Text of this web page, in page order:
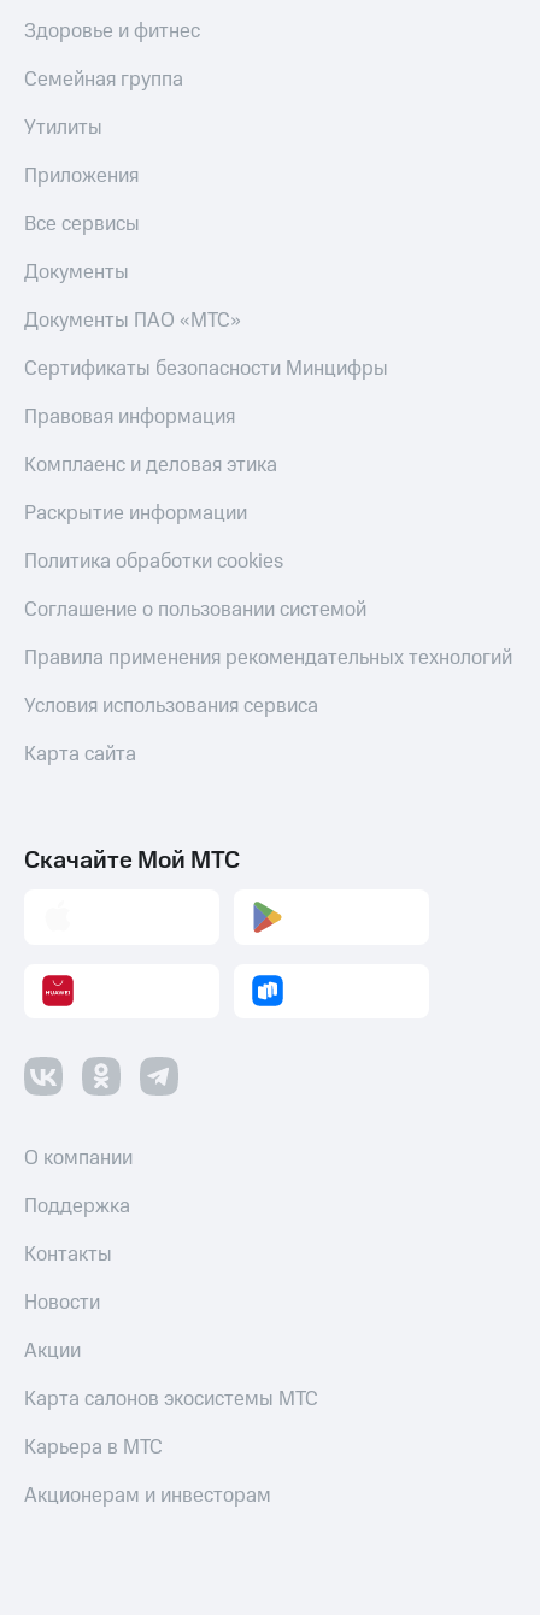
Здоровье и фитнес
Семейная группа
Утилиты
Приложения
Все сервисы
Документы
Документы ПАО «МТС»
Сертификаты безопасности Минцифры
Правовая информация
Комплаенс и деловая этика
Раскрытие информации
Политика обработки cookies
Соглашение о пользовании системой
Правила применения рекомендательных технологий
Условия использования сервиса
Карта сайта
Скачайте Мой МТС
О компании
Поддержка
Контакты
Новости
Акции
Карта салонов экосистемы МТС
Карьера в МТС
Акционерам и инвесторам